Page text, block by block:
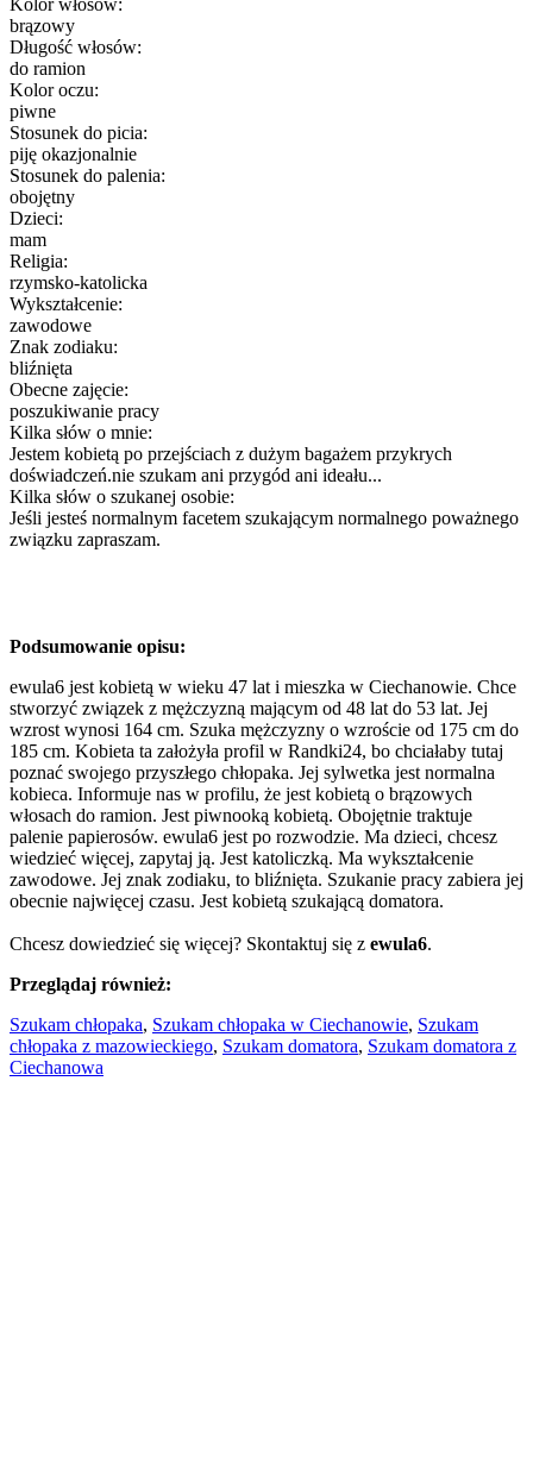
brązowy
Długość włosów:
do ramion
Kolor oczu:
piwne
Stosunek do picia:
piję okazjonalnie
Stosunek do palenia:
obojętny
Dzieci:
mam
Religia:
rzymsko-katolicka
Wykształcenie:
zawodowe
Znak zodiaku:
bliźnięta
Obecne zajęcie:
poszukiwanie pracy
Kilka słów o mnie:
Jestem kobietą po przejściach z dużym bagażem przykrych
doświadczeń.nie szukam ani przygód ani ideału...
Kilka słów o szukanej osobie:
Jeśli jesteś normalnym facetem szukającym normalnego poważnego
związku zapraszam.
Podsumowanie opisu:
ewula6 jest kobietą w wieku 47 lat i mieszka w Ciechanowie. Chce
stworzyć związek z mężczyzną mającym od 48 lat do 53 lat. Jej
wzrost wynosi 164 cm. Szuka mężczyzny o wzroście od 175 cm do
185 cm. Kobieta ta założyła profil w Randki24, bo chciałaby tutaj
poznać swojego przyszłego chłopaka. Jej sylwetka jest normalna
kobieca. Informuje nas w profilu, że jest kobietą o brązowych
włosach do ramion. Jest piwnooką kobietą. Obojętnie traktuje
palenie papierosów. ewula6 jest po rozwodzie. Ma dzieci, chcesz
wiedzieć więcej, zapytaj ją. Jest katoliczką. Ma wykształcenie
zawodowe. Jej znak zodiaku, to bliźnięta. Szukanie pracy zabiera jej
obecnie najwięcej czasu. Jest kobietą szukającą domatora.
Chcesz dowiedzieć się więcej? Skontaktuj się z ewula6.
Przeglądaj również:
Szukam chłopaka, Szukam chłopaka w Ciechanowie, Szukam
chłopaka z mazowieckiego, Szukam domatora, Szukam domatora z
Ciechanowa